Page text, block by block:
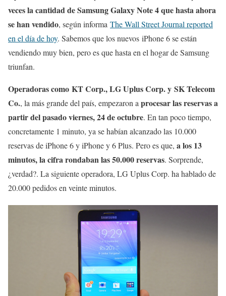
veces la cantidad de Samsung Galaxy Note 4 que hasta ahora
se han vendido, según informa The Wall Street Journal reported
en el día de hoy. Sabemos que los nuevos iPhone 6 se están
vendiendo muy bien, pero es que hasta en el hogar de Samsung
triunfan.
Operadoras como KT Corp., LG Uplus Corp. y SK Telecom
Co., la más grande del país, empezaron aprocesar las reservas a
partir del pasado viernes, 24 de octubre. En tan poco tiempo,
concretamente 1 minuto, ya se habían alcanzado las 10.000
reservas de iPhone 6 y iPhone y 6 Plus. Pero es que, a los 13
minutos, la cifra rondaban las 50.000 reservas. Sorprende,
¿verdad?. La siguiente operadora, LG Uplus Corp. ha hablado de
20.000 pedidos en veinte minutos.